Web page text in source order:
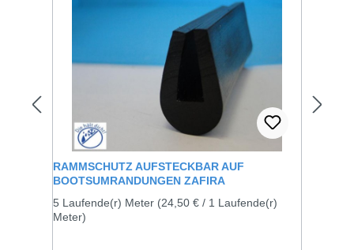
RAMMSCHUTZ AUFSTECKBAR AUF
BOOTSUMRANDUNGEN ZAFIRA
5 Laufende(r) Meter (24,50 € / 1 Laufende(r)
Meter)